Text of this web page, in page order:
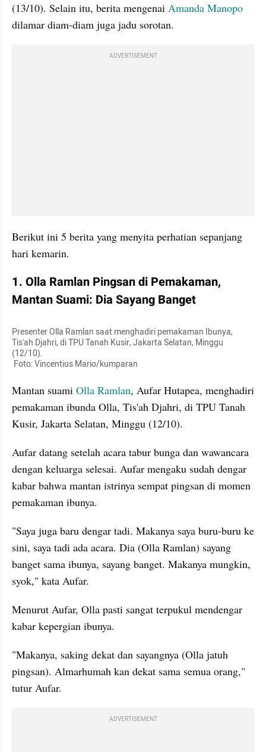
(13/10). Selain itu, berita mengenai Amanda Manopo
dilamar diam-diam juga jadu sorotan.
ADVERTISEMENT
Berikut ini 5 berita yang menyita perhatian sepanjang
hari kemarin.
1. Olla Ramlan Pingsan di Pemakaman,
Mantan Suami: Dia Sayang Banget
Presenter Olla Ramlan saat menghadiri pemakaman Ibunya,
Tis'ah Djahri, di TPU Tanah Kusir, Jakarta Selatan, Minggu
(12/10).
Foto: Vincentius Mario/kumparan
Mantan suami Olla Ramlan, Aufar Hutapea, menghadiri
pemakaman ibunda Olla, Tis'ah Djahri, di TPU Tanah
Kusir, Jakarta Selatan, Minggu (12/10).
Aufar datang setelah acara tabur bunga dan wawancara
dengan keluarga selesai. Aufar mengaku sudah dengar
kabar bahwa mantan istrinya sempat pingsan di momen
pemakaman ibunya.
"Saya juga baru dengar tadi. Makanya saya buru-buru ke
sini, saya tadi ada acara. Dia (Olla Ramlan) sayang
banget sama ibunya, sayang banget. Makanya mungkin,
syok," kata Aufar.
Menurut Aufar, Olla pasti sangat terpukul mendengar
kabar kepergian ibunya.
"Makanya, saking dekat dan sayangnya (Olla jatuh
pingsan). Almarhumah kan dekat sama semua orang,"
tutur Aufar.
ADVERTISEMENT